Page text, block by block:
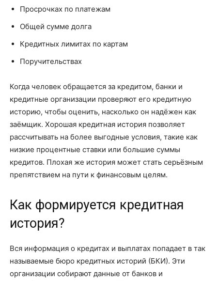
Просрочках по платежам
Общей сумме долга
Кредитных лимитах по картам
Поручительствах
Когда человек обращается за кредитом, банки и
кредитные организации проверяют его кредитную
историю, чтобы оценить, насколько он надёжен как
заёмщик. Хорошая кредитная история позволяет
рассчитывать на более выгодные условия, такие как
низкие процентные ставки или большие суммы
кредитов. Плохая же история может стать серьёзным
препятствием на пути к финансовым целям.
Как формируется кредитная
история?
Вся информация о кредитах и выплатах попадает в так
называемые бюро кредитных историй (БКИ). Эти
организации собирают данные от банков и